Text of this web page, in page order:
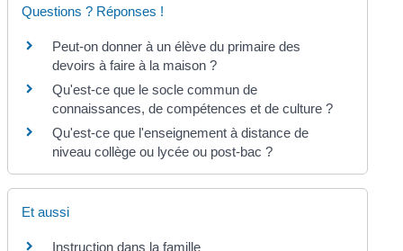
Questions ? Réponses !
Peut-on donner à un élève du primaire des
devoirs à faire à la maison ?
Qu'est-ce que le socle commun de
connaissances, de compétences et de culture ?
Qu'est-ce que l'enseignement à distance de
niveau collège ou lycée ou post-bac ?
Et aussi
Instruction dans la famille